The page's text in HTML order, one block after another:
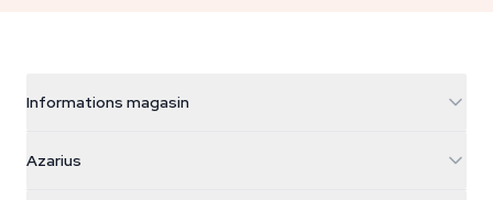
Informations magasin
Galvaniweg 11
Azarius